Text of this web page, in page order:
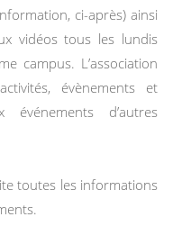
ci-après) ainsi
vidéos tous les lundis
campus. L’association
évènements et
d’autres
toutes les informations